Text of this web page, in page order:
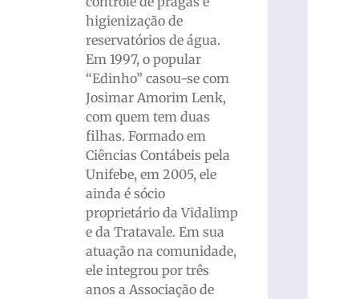
higienização de
reservatórios de água.
Em 1997, o popular
“Edinho” casou-se com
Josimar Amorim Lenk,
com quem tem duas
filhas. Formado em
Ciências Contábeis pela
Unifebe, em 2005, ele
ainda é sócio
proprietário da Vidalimp
e da Tratavale. Em sua
atuação na comunidade,
ele integrou por três
anos a Associação de